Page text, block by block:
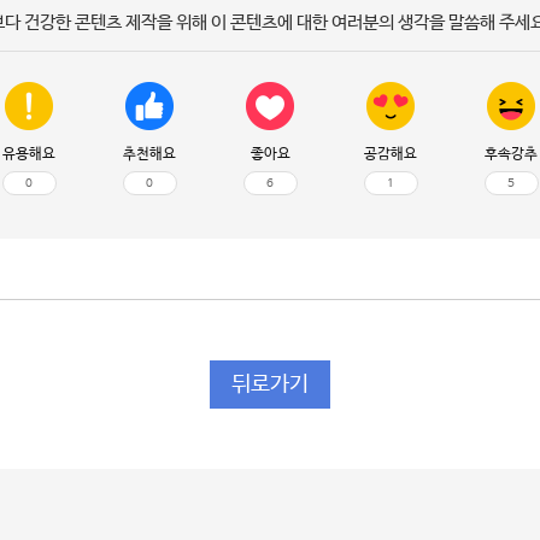
다 건강한 콘텐츠 제작을 위해 이 콘텐츠에 대한 여러분의 생각을 말씀해 주세
유용해요
0
추천해요
0
좋아요
6
공감해요
1
후속강추
5
뒤로가기